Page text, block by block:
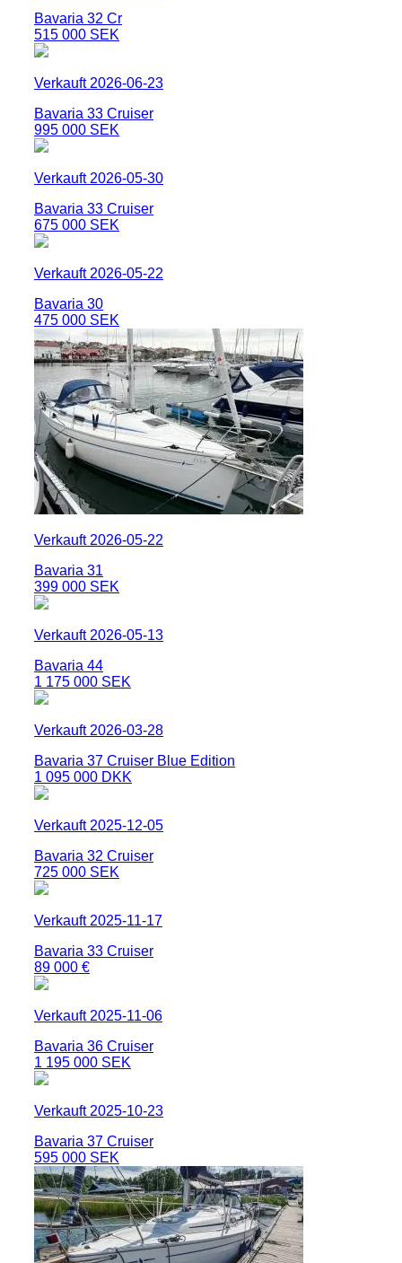
Bavaria 32 Cr
515 000 SEK
Verkauft 2026-06-23
Bavaria 33 Cruiser
995 000 SEK
Verkauft 2026-05-30
Bavaria 33 Cruiser
675 000 SEK
Verkauft 2026-05-22
Bavaria 30
475 000 SEK
Verkauft 2026-05-22
Bavaria 31
399 000 SEK
Verkauft 2026-05-13
Bavaria 44
1 175 000 SEK
Verkauft 2026-03-28
Bavaria 37 Cruiser Blue Edition
1 095 000 DKK
Verkauft 2025-12-05
Bavaria 32 Cruiser
725 000 SEK
Verkauft 2025-11-17
Bavaria 33 Cruiser
89 000 €
Verkauft 2025-11-06
Bavaria 36 Cruiser
1 195 000 SEK
Verkauft 2025-10-23
Bavaria 37 Cruiser
595 000 SEK